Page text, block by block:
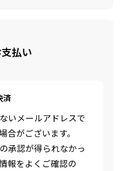
払い
済
いメールアドレスで
合がございます。
承認が得られなかっ
報をよくご確認の